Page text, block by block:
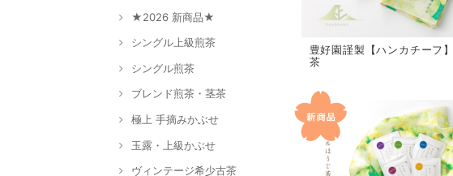
★2026 新商品★
シングル上級煎茶
シングル煎茶
ブレンド煎茶・茎茶
極上 手摘みかぶせ
玉露・上級かぶせ
ヴィンテージ希少古茶
豊好園謹製【ハンカチーフ
茶